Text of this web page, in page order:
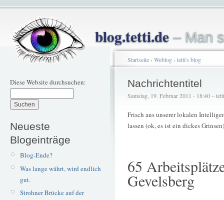
blog.tetti.de– Man
Diese Website durchsuchen:
Neueste
Blogeinträge
Blog-Ende?
Was lange währt, wird endlich
gut.
Strohner Brücke auf der
Startseite› Weblog› tetti's blog
Nachrichtentitel
Samstag, 19. Februar 2011 - 18:40 – tetti
Frisch aus unserer lokalen
lassen (ok, es ist ein dickes
65
Gevelsberg